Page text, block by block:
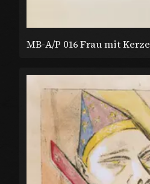
MB-A/P 016 Frau mit Kerze